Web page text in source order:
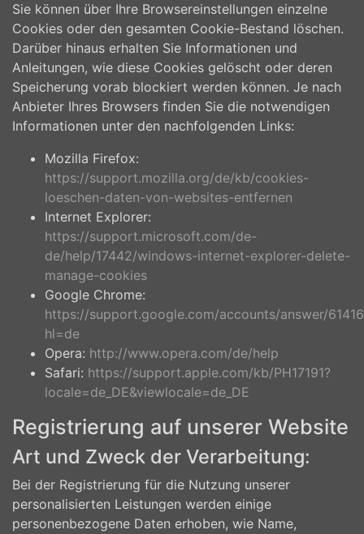
Sie können über Ihre Browsereinstellungen einzelne
Cookies oder den gesamten Cookie-Bestand löschen.
Darüber hinaus erhalten Sie Informationen und
Anleitungen, wie diese Cookies gelöscht oder deren
Speicherung vorab blockiert werden können. Je nach
Anbieter Ihres Browsers finden Sie die notwendigen
Informationen unter den nachfolgenden Links:
Mozilla Firefox:
https://support.mozilla.org/de/kb/cookies-
loeschen-daten-von-websites-entfernen
Internet Explorer:
https://support.microsoft.com/de-
de/help/17442/windows-internet-explorer-delete-
manage-cookies
Google Chrome:
https://support.google.com/accounts/answer/
hl=de
Opera: http://www.opera.com/de/help
Safari: https://support.apple.com/kb/PH17191?
locale=de_DE&viewlocale=de_DE
Registrierung auf unserer Website
Art und Zweck der Verarbeitung:
Bei der Registrierung für die Nutzung unserer
personalisierten Leistungen werden einige
personenbezogene Daten erhoben, wie Name,